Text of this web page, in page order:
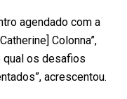
agendado com a
Colonna”,
qual os desafios
acrescentou.